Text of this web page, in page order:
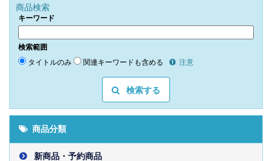
商品検索
キーワード
検索範囲
タイトルのみ 関連キーワードも含める 注意
検索する
商品分類
新商品・予約商品